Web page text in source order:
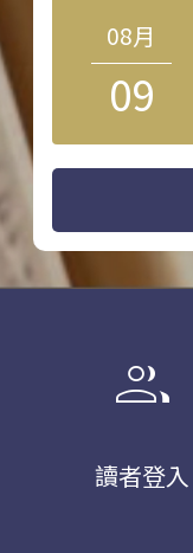
08月
09
group
讀者登入